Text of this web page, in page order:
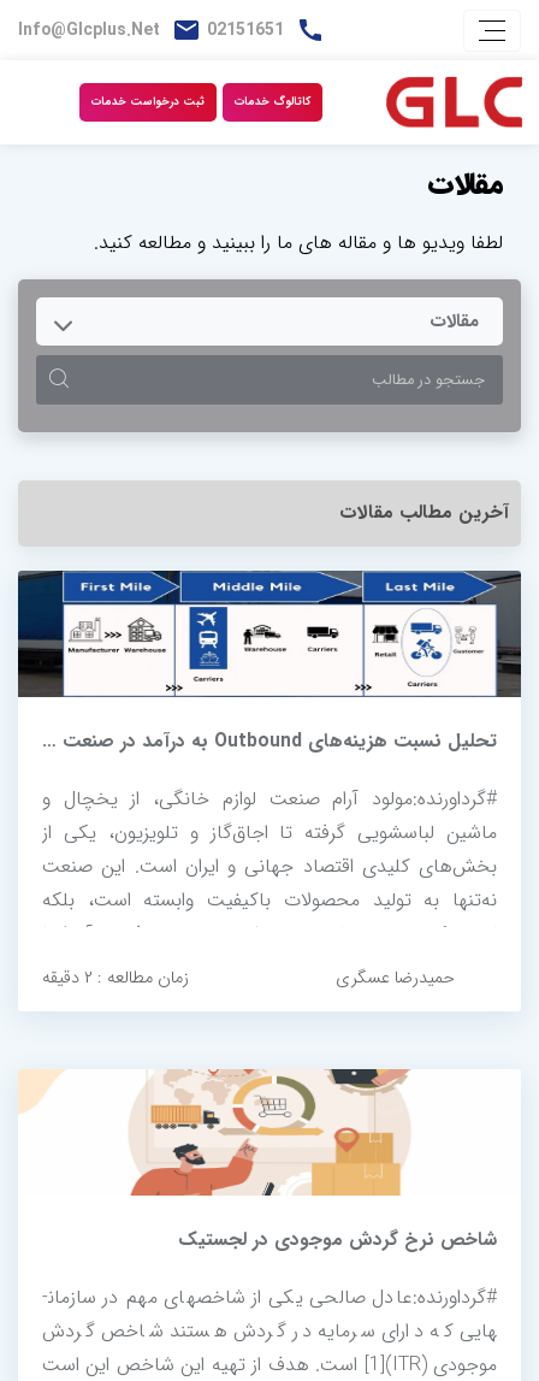
02151651
Info@glcplus.net
کاتالوگ خدمات ثبت درخواست خدمات
مقالات
لطفا ویدیو ها و مقاله های ما را ببینید و مطالعه کنید.
مقالات
آخرین مطالب مقالات
تحلیل نسبت هزینه‌های Outbound به درآمد در صنعت لوازم خانگی
#گرداورنده:مولود آرام صنعت لوازم خانگی، از یخچال و
ماشین لباسشویی گرفته تا اجاق‌گاز و تلویزیون، یکی از
بخش‌های کلیدی اقتصاد جهانی و ایران است. این صنعت
نه‌تنها به تولید محصولات باکیفیت وابسته است، بلکه
لجستیک و زنجیره تامین نیز نقش مهمی در موفقیت آن ایفا
می‌کنند. یکی از جنبه‌های حیاتی در این زنجیره، هزینه‌های
حمیدرضا عسگری زمان مطالعه : ۲ دقیقه
شاخص نرخ گردش موجودی در لجستیک
#گرداورنده:عادل صالحی یکی از شاخص­های مهم در سازمان­
هایی که دارای سرمایه در گردش هستند شاخص گردش
موجودی (ITR)[1] است. هدف از تهیه این شاخص این است